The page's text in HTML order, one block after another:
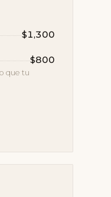
$1,300
$800
que tu